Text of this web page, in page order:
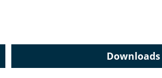
Downloads